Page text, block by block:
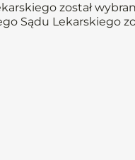
został
Sądu Lekarskiego